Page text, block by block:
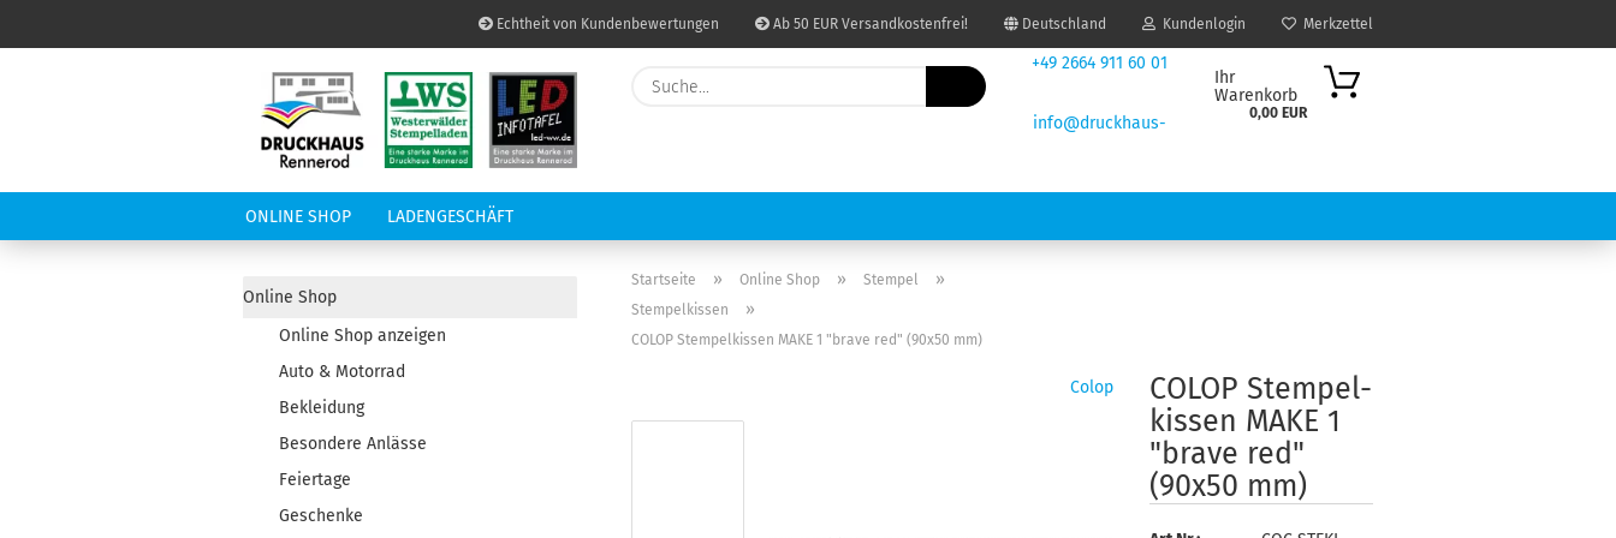
Echtheit von Kundenbewertungen Ab 50 EUR Versandkostenfrei! Deutschland Kundenlogin Merkzettel
Suche...
+49 2664 911 60 01
info@druckhaus-
Ihr
Warenkorb
0,00 EUR
ONLINE SHOP LADENGESCHÄFT
Startseite » Online Shop » Stempel »
Stempelkissen »
COLOP Stempelkissen MAKE 1 "brave red" (90x50 mm)
Colop
COLOP Stem­pel­
kis­sen MAKE 1
"brave red"
(90x50 mm)
Online Shop
Online Shop anzeigen
Auto & Motorrad
Bekleidung
Besondere Anlässe
Feiertage
Geschenke